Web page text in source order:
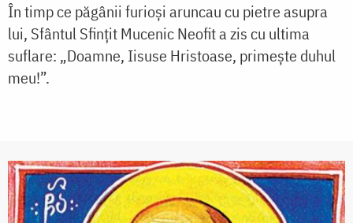
În timp ce păgânii furioși aruncau cu pietre asupra
lui, Sfântul Sfințit Mucenic Neofit a zis cu ultima
suflare: „Doamne, Iisuse Hristoase, primește duhul
meu!”.